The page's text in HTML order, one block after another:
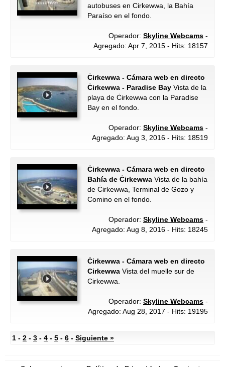
autobuses en Cirkewwa, la Bahía
Paraíso en el fondo.
Operador: Skyline Webcams -
Agregado: Apr 7, 2015 - Hits: 18157
Ċirkewwa - Cámara web en directo
Ċirkewwa - Paradise Bay Vista de la
playa de Ċirkewwa con la Paradise
Bay en el fondo.
Operador: Skyline Webcams -
Agregado: Aug 3, 2016 - Hits: 18519
Ċirkewwa - Cámara web en directo
Bahía de Ċirkewwa Vista de la bahía
de Ċirkewwa, Terminal de Gozo y
Comino en el fondo.
Operador: Skyline Webcams -
Agregado: Aug 8, 2016 - Hits: 18245
Ċirkewwa - Cámara web en directo
Cirkewwa Vista del muelle sur de
Cirkewwa.
Operador: Skyline Webcams -
Agregado: Aug 28, 2017 - Hits: 19195
1 - 2 - 3 - 4 - 5 - 6 - Siguiente »